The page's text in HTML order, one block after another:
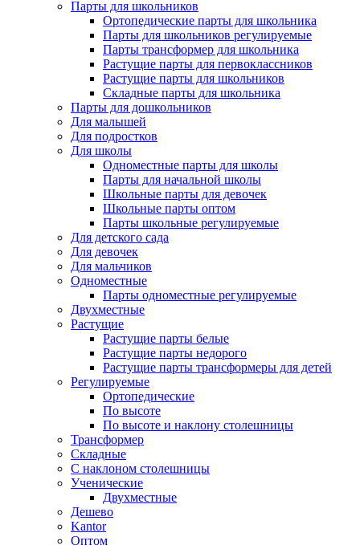
Парты для школьников
Ортопедические парты для школьника
Парты для школьников регулируемые
Парты трансформер для школьника
Растущие парты для первоклассников
Растущие парты для школьников
Складные парты для школьника
Парты для дошкольников
Для малышей
Для подростков
Для школы
Одноместные парты для школы
Парты для начальной школы
Школьные парты для девочек
Школьные парты оптом
Парты школьные регулируемые
Для детского сада
Для девочек
Для мальчиков
Одноместные
Парты одноместные регулируемые
Двухместные
Растущие
Растущие парты белые
Растущие парты недорого
Растущие парты трансформеры для детей
Регулируемые
Ортопедические
По высоте
По высоте и наклону столешницы
Трансформер
Складные
С наклоном столешницы
Ученические
Двухместные
Дешево
Kantor
Оптом